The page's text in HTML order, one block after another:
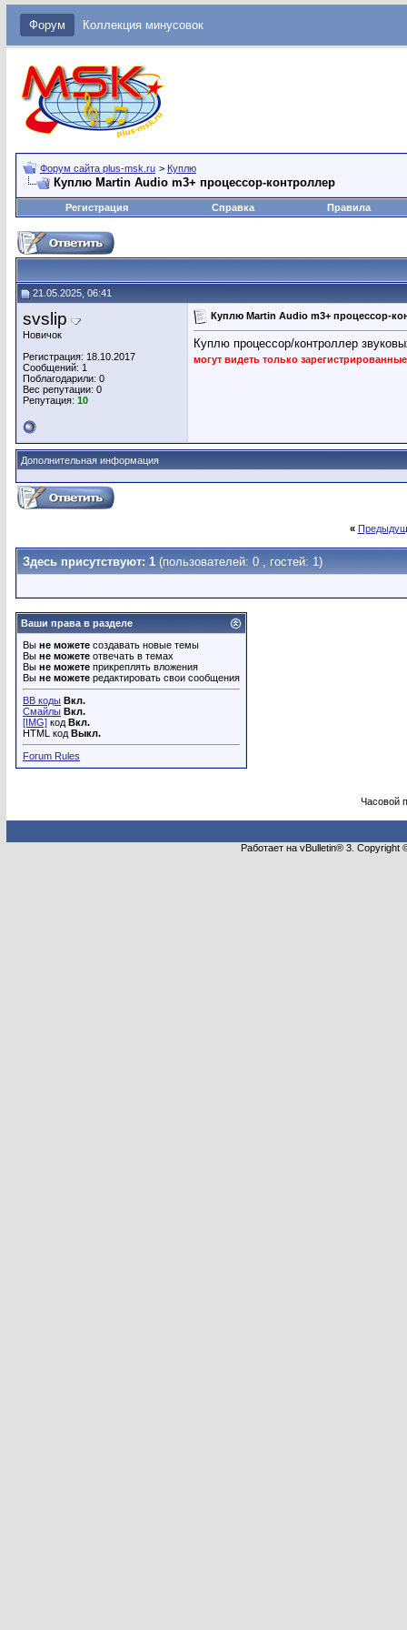
Форум Коллекция минусовок
Форум сайта plus-msk.ru > Куплю
Куплю Martin Audio m3+ процессор-контроллер
Регистрация Справка Правила
21.05.2025, 06:41
svslip
Новичок
Регистрация: 18.10.2017
Сообщений: 1
Поблагодарили: 0
Вес репутации: 0
Репутация: 10
Куплю Martin Audio m3+ процессор-
Куплю процессор/контроллер
могут видеть только
Дополнительная информация
«
Здесь присутствуют: 1 (пользователей: 0 , гостей: 1)
Ваши права в разделе
Вы не можете создавать новые темы
Вы не можете отвечать в темах
Вы не можете прикреплять вложения
Вы не можете редактировать свои сообщения
BB коды Вкл.
Смайлы Вкл.
[IMG] код Вкл.
HTML код Выкл.
Forum Rules
Часовой
Работает на vBulletin® 3.